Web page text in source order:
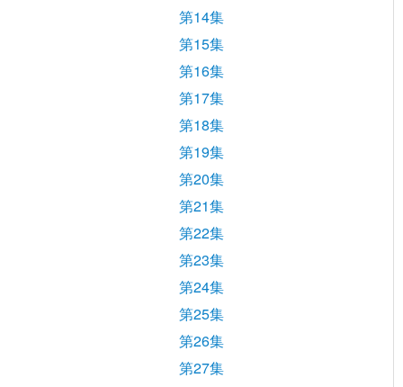
第14集
第15集
第16集
第17集
第18集
第19集
第20集
第21集
第22集
第23集
第24集
第25集
第26集
第27集